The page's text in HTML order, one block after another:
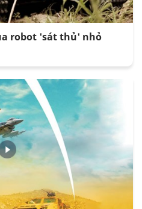
robot 'sát thủ' nhỏ